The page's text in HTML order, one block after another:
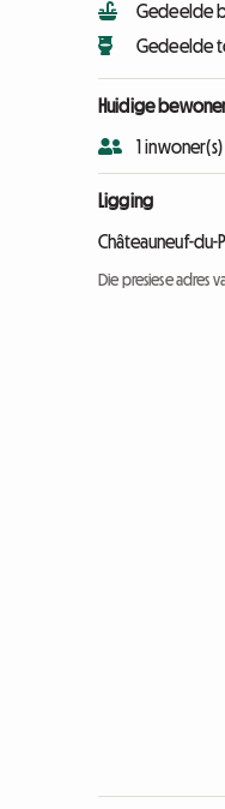
Gedeelde
Gedeelde
Huidige
1 inwoner(s)
Ligging
Châteauneuf-du-
Die presiese adres